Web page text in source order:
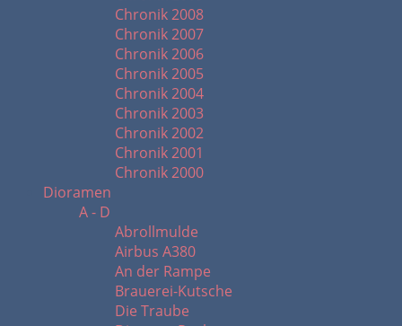
Chronik 2008
Chronik 2007
Chronik 2006
Chronik 2005
Chronik 2004
Chronik 2003
Chronik 2002
Chronik 2001
Chronik 2000
Dioramen
A - D
Abrollmulde
Airbus A380
An der Rampe
Brauerei-Kutsche
Die Traube